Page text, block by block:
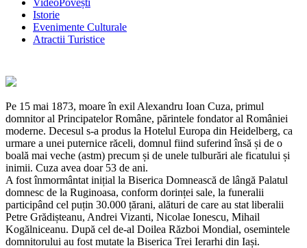
VideoPovești
Istorie
Evenimente Culturale
Atractii Turistice
Pe 15 mai 1873, moare în exil Alexandru Ioan Cuza, primul
domnitor al Principatelor Române, părintele fondator al României
moderne. Decesul s-a produs la Hotelul Europa din Heidelberg, ca
urmare a unei puternice răceli, domnul fiind suferind însă și de o
boală mai veche (astm) precum și de unele tulburări ale ficatului și
inimii. Cuza avea doar 53 de ani.
A fost înmormântat inițial la Biserica Domnească de lângă Palatul
domnesc de la Ruginoasa, conform dorinței sale, la funeralii
participând cel puțin 30.000 țărani, alături de care au stat liberalii
Petre Grădișteanu, Andrei Vizanti, Nicolae Ionescu, Mihail
Kogălniceanu. După cel de-al Doilea Război Mondial, osemintele
domnitorului au fost mutate la Biserica Trei Ierarhi din Iași.